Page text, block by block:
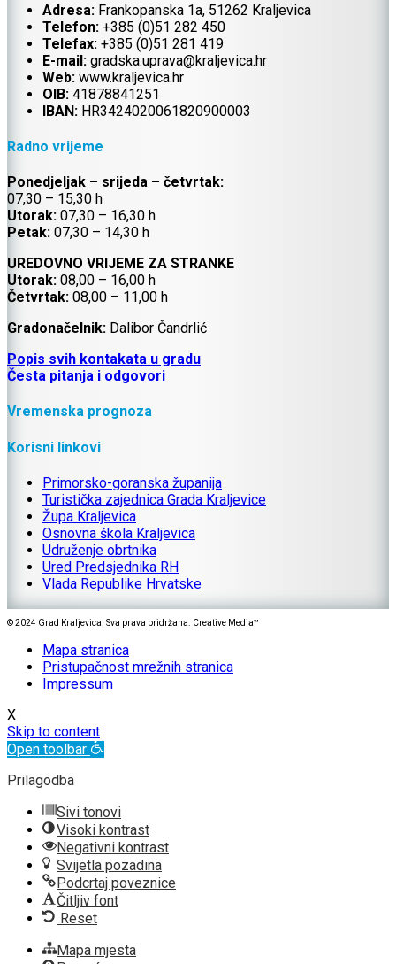
Adresa: Frankopanska 1a, 51262 Kraljevica
Telefon: +385 (0)51 282 450
Telefax: +385 (0)51 281 419
E-mail: gradska.uprava@kraljevica.hr
Web: www.kraljevica.hr
OIB: 41878841251
IBAN: HR3424020061820900003
Radno vrijeme
Ponedjeljak – srijeda – četvrtak:
07,30 – 15,30 h
Utorak: 07,30 – 16,30 h
Petak: 07,30 – 14,30 h
UREDOVNO VRIJEME ZA STRANKE
Utorak: 08,00 – 16,00 h
Četvrtak: 08,00 – 11,00 h
Gradonačelnik: Dalibor Čandrlić
Popis svih kontakata u gradu
Česta pitanja i odgovori
Vremenska prognoza
Korisni linkovi
Primorsko-goranska županija
Turistička zajednica Grada Kraljevice
Župa Kraljevica
Osnovna škola Kraljevica
Udruženje obrtnika
Ured Predsjednika RH
Vlada Republike Hrvatske
© 2024 Grad Kraljevica. Sva prava pridržana. Creative Media™
Mapa stranica
Pristupačnost mrežnih stranica
Impressum
X
Skip to content
Open toolbar
Prilagodba
Sivi tonovi
Visoki kontrast
Negativni kontrast
Svijetla pozadina
Podcrtaj poveznice
Čitljiv font
Reset
Mapa mjesta